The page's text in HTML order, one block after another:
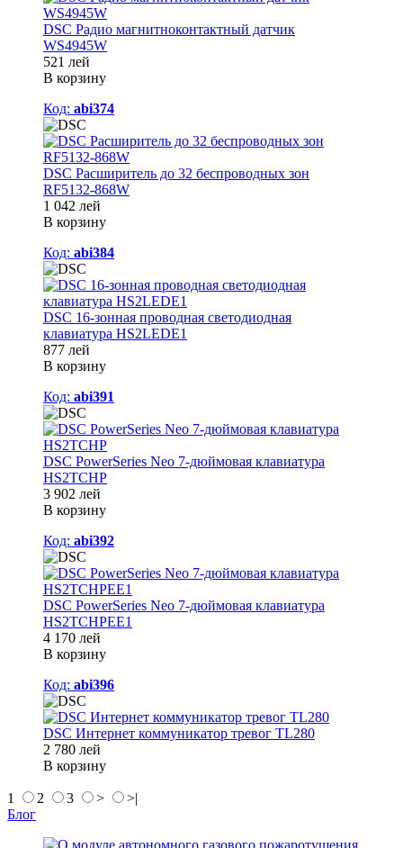
DSC Радио магнитноконтактный датчик
WS4945W
521 лей
В корзину
Код: abi374
DSC Расширитель до 32 беспроводных зон
RF5132-868W
1 042 лей
В корзину
Код: abi384
DSC 16-зонная проводная светодиодная
клавиатура HS2LEDE1
877 лей
В корзину
Код: abi391
DSC PowerSeries Neo 7-дюймовая клавиатура
HS2TCHP
3 902 лей
В корзину
Код: abi392
DSC PowerSeries Neo 7-дюймовая клавиатура
HS2TCHPEE1
4 170 лей
В корзину
Код: abi396
DSC Интернет коммуникатор тревог TL280
2 780 лей
В корзину
1 2 3 >
>|
Блог